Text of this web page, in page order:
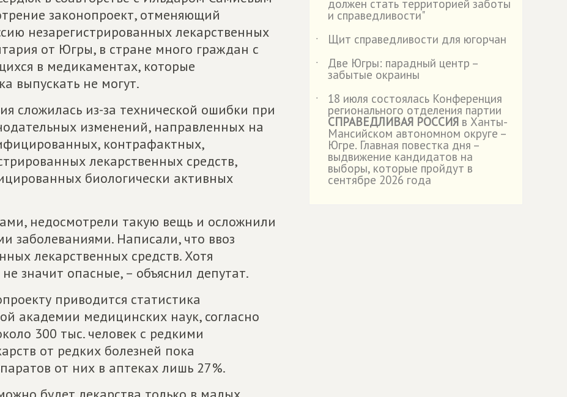
законопроект, отменяющий
незарегистрированных лекарственных
от Югры, в стране много граждан с
в медикаментах, которые
выпускать не могут.
сложилась из-за технической ошибки при
изменений, направленных на
контрафактных,
лекарственных средств,
биологически активных
недосмотрели такую вещь и осложнили
Написали, что ввоз
лекарственных средств. Хотя
значит опасные, – объяснил депутат.
приводится статистика
академии медицинских наук, согласно
300 тыс. человек с редкими
от редких болезней пока
от них в аптеках лишь 27%.
должен стать территорией заботы
и справедливости"
˙
Щит справедливости для югорчан
˙
Две Югры: парадный центр –
забытые окраины
˙
18 июля состоялась Конференция
регионального отделения партии
СПРАВЕДЛИВАЯ РОССИЯ в Ханты-
Мансийском автономном округе –
Югре. Главная повестка дня –
выдвижение кандидатов на
выборы, которые пройдут в
сентябре 2026 года